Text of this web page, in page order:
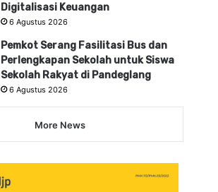
Digitalisasi Keuangan
6 Agustus 2026
Pemkot Serang Fasilitasi Bus dan
Perlengkapan Sekolah untuk Siswa
Sekolah Rakyat di Pandeglang
6 Agustus 2026
More News